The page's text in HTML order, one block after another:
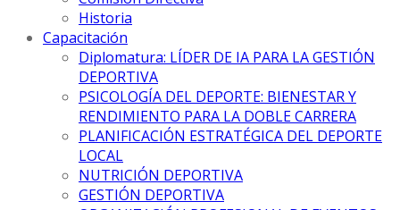
Historia
Capacitación
Diplomatura: LÍDER DE IA PARA LA GESTIÓN
DEPORTIVA
PSICOLOGÍA DEL DEPORTE: BIENESTAR Y
RENDIMIENTO PARA LA DOBLE CARRERA
PLANIFICACIÓN ESTRATÉGICA DEL DEPORTE
LOCAL
NUTRICIÓN DEPORTIVA
GESTIÓN DEPORTIVA